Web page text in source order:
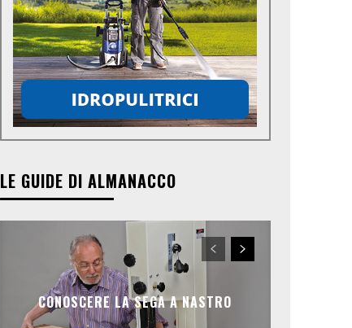
LE GUIDE DI ALMANACCO
CONOSCERE LA SEGA A NASTRO